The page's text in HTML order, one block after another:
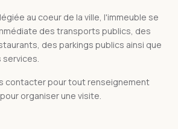
au coeur de la ville, l'immeuble se
des transports publics, des
des parkings publics ainsi que
services.
contacter pour tout renseignement
organiser une visite.